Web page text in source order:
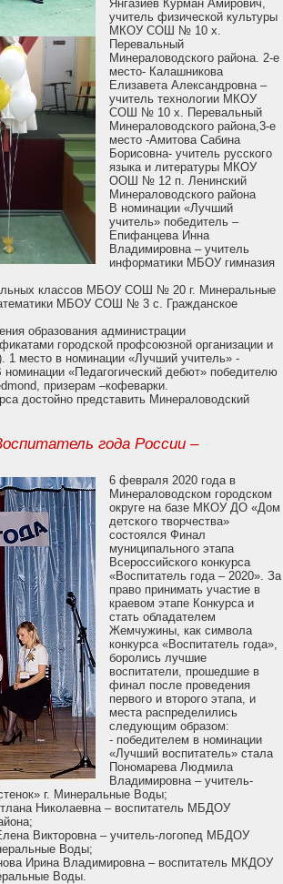
Янгазиев Курман Амирович,
учитель физической культуры
МКОУ СОШ № 10 х.
Перевальный
Минераловодского района. 2-е
место- Калашникова
Елизавета Александровна –
учитель технологии МКОУ
СОШ № 10 х. Перевальный
Минераловодского района,3-е
место -Амитова Сабина
Борисовна- учитель русского
языка и литературы МКОУ
ООШ № 12 п. Ленинский
Минераловодского района
В номинации «Лучший
учитель» победитель –
Епифанцева Инна
Владимировна – учитель
информатики МБОУ гимназия
классов МБОУ СОШ № 20 г. Минеральные
МБОУ СОШ № 3 с. Гражданское
образования администрации
городской профсоюзной организации и
1 место в номинации «Лучший учитель» -
«Педагогический дебют» победителю
призерам –кофеварки.
достойно представить Минераловодский
года России –
6 февраля 2020 года в
Минераловодском городском
округе на базе МКОУ ДО «Дом
детского творчества»
состоялся Финал
муниципального этапа
Всероссийского конкурса
«Воспитатель года – 2020». За
право принимать участие в
краевом этапе Конкурса и
стать обладателем
Жемчужины, как символа
конкурса «Воспитатель года»,
боролись лучшие
воспитатели, прошедшие в
финал после проведения
первого и второго этапа, и
места распределились
следующим образом:
- победителем в номинации
«Лучший воспитатель» стала
Пономарева Людмила
Владимировна – учитель-
г. Минеральные Воды;
Николаевна – воспитатель МБДОУ
Викторовна – учитель-логопед МБДОУ
Воды;
Ирина Владимировна – воспитатель МКДОУ
Воды.